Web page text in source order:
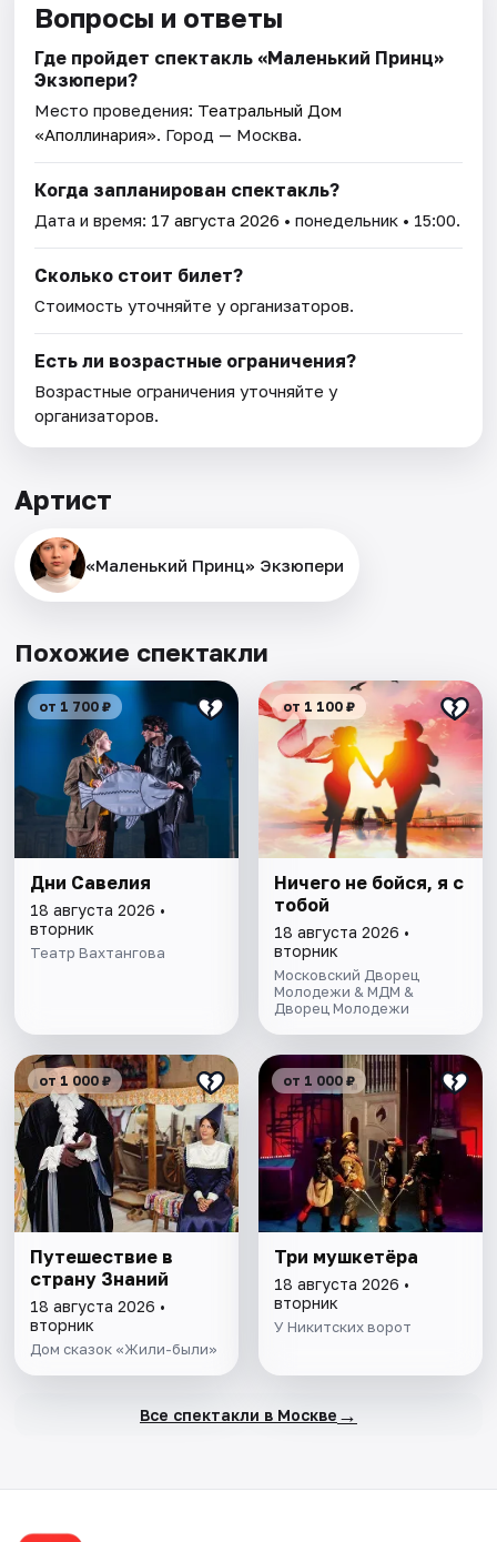
Вопросы и ответы
Где пройдет спектакль «Маленький Принц»
Экзюпери?
Место проведения: Театральный Дом
«Аполлинария». Город — Москва.
Когда запланирован спектакль?
Дата и время: 17 августа 2026 • понедельник • 15:00.
Сколько стоит билет?
Стоимость уточняйте у организаторов.
Есть ли возрастные ограничения?
Возрастные ограничения уточняйте у
организаторов.
Артист
«Маленький Принц» Экзюпери
Похожие спектакли
от 1 700 ₽
Дни Савелия
18 августа 2026 •
вторник
Театр Вахтангова
от 1 100 ₽
Ничего не бойся, я с
тобой
18 августа 2026 •
вторник
Московский Дворец
Молодежи & МДМ &
Дворец Молодежи
от 1 000 ₽
Путешествие в
страну Знаний
18 августа 2026 •
вторник
Дом сказок «Жили-были»
от 1 000 ₽
Три мушкетёра
18 августа 2026 •
вторник
У Никитских ворот
Все спектакли в Москве →